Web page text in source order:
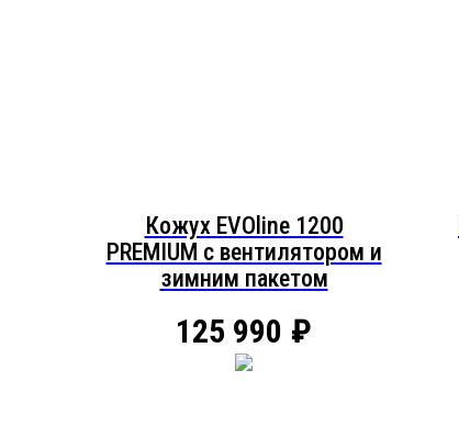
Кожух EVOline 1200
PREMIUM c вентилятором и
зимним пакетом
125 990 ₽